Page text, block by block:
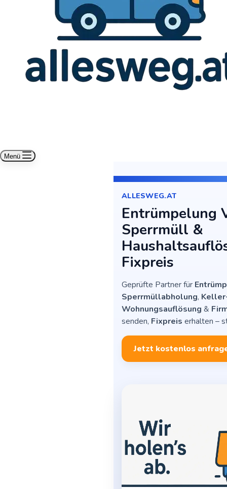
Menü
ALLESWEG.AT
Entrümpelung
Sperrmüll &
Fixpreis
Geprüfte Partner für
Sperrmüllabholung,
Wohnungsauflösung &
senden, Fixpreis erhalten –
Jetzt kostenlos